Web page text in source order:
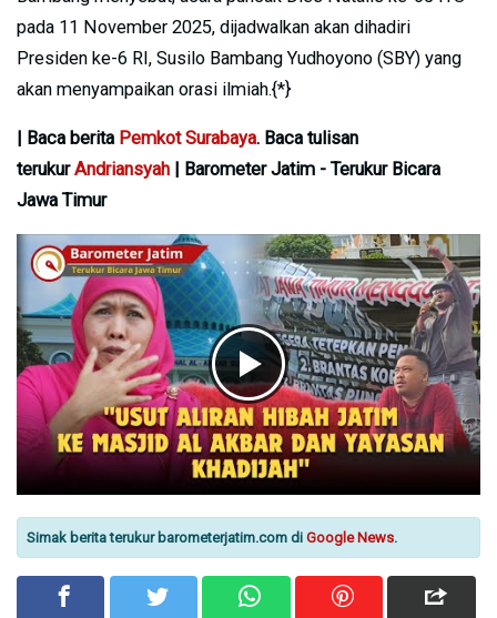
pada 11 November 2025, dijadwalkan akan dihadiri
Presiden ke-6 RI, Susilo Bambang Yudhoyono (SBY) yang
akan menyampaikan orasi ilmiah.{*}
| Baca berita Pemkot Surabaya. Baca tulisan
terukurAndriansyah | Barometer Jatim - Terukur Bicara
Jawa Timur
Simak berita terukur barometerjatim.com di Google News.